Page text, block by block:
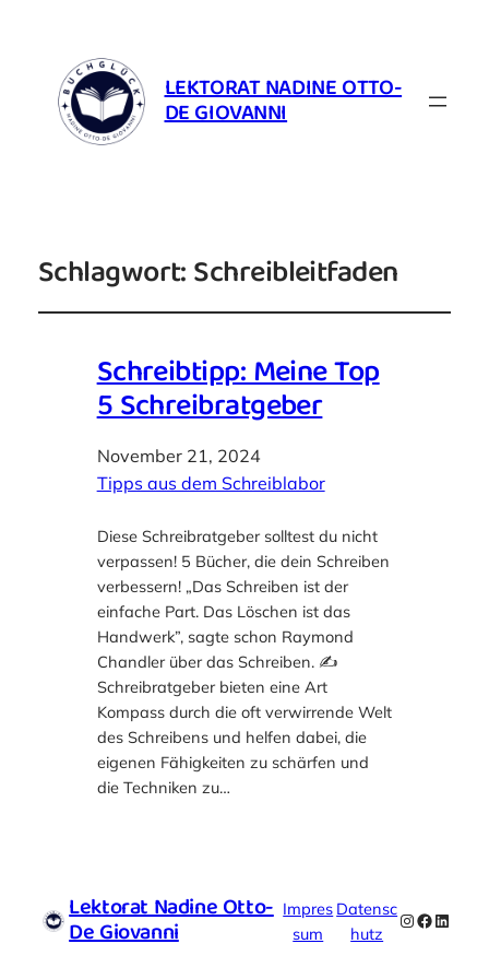
LEKTORAT NADINE OTTO-
DE GIOVANNI
Schlagwort:Schreibleitfaden
Schreibtipp: Meine Top
5 Schreibratgeber
November 21, 2024
Tipps aus dem Schreiblabor
Diese Schreibratgeber solltest du nicht
verpassen! 5 Bücher, die dein Schreiben
verbessern! „Das Schreiben ist der
einfache Part. Das Löschen ist das
Handwerk”, sagte schon Raymond
Chandler über das Schreiben. ✍️
Schreibratgeber bieten eine Art
Kompass durch die oft verwirrende Welt
des Schreibens und helfen dabei, die
eigenen Fähigkeiten zu schärfen und
die Techniken zu…
Lektorat Nadine Otto-
De Giovanni
Impres
sum
Datensc
hutz
Instagram